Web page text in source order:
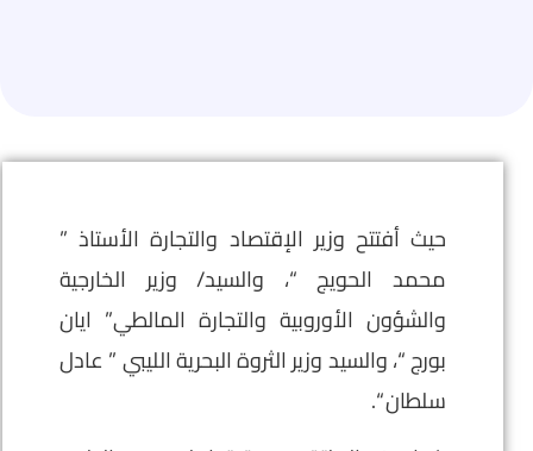
حيث أفتتح وزير الإقتصاد والتجارة الأستاذ ”
محمد الحويج “، والسيد/ وزير الخارجية
والشؤون الأوروبية والتجارة المالطي” ايان
بورج “، والسيد وزير الثروة البحرية الليبي ” عادل
سلطان “.